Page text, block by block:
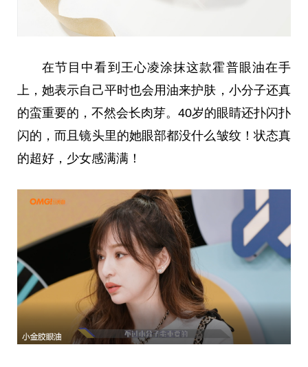
在节目中看到王心凌涂抹这款霍普眼油在手
上，她表示自己平时也会用油来护肤，小分子还真
的蛮重要的，不然会长肉芽。40岁的眼睛还扑闪扑
闪的，而且镜头里的她眼部都没什么皱纹！状态真
的超好，少女感满满！